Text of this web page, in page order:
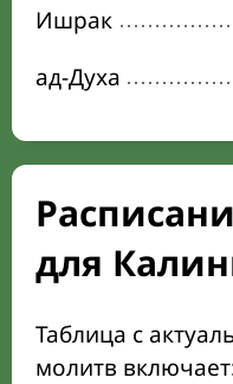
Ишрак
ад-Духа
для
Таблица с
молитв